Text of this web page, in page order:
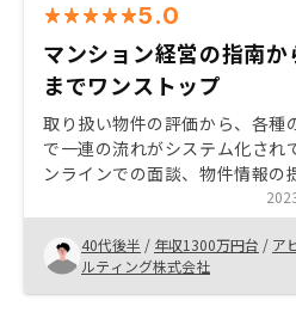
5.0
マンション経営の指南か
までワンストップ
取り扱い物件の評価から、各種
で一連の流れがシステム化され
ンラインでの面談、物件情報の
契約行為まで含めてスムーズに
そのため、オンラインで大体の
するのが魅力的。(契約は本社
行う必要があります。)販売中の
件をスクリーンして選定できる
40代後半 / 年収1300万円台 / ア
ルティング株式会社